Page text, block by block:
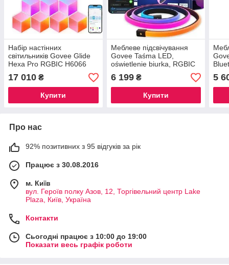
Набір настінних
світильників Govee Glide
Hexa Pro RGBIC H6066
17 010 ₴
Купити
Меблеве підсвічування
Govee Taśma LED,
oświetlenie biurka, RGBIC
H61C3
6 199₴
Купити
5
Про нас
92% позитивних з 95 відгуків за рік
Працює з 30.08.2016
м. Київ
вул. Героїв полку Азов, 12, Торгівельний центр Lake
Plaza, Київ, Україна
Контакти
Сьогодні працює з 10:00 до 19:00
Показати весь графік роботи